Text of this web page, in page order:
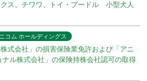
ス、チワワ、トイ・プードル 小型犬人
コム ホールディングス
株式会社」の損害保険業免許および「アニ
ナル株式会社」の保険持株会社認可の取得